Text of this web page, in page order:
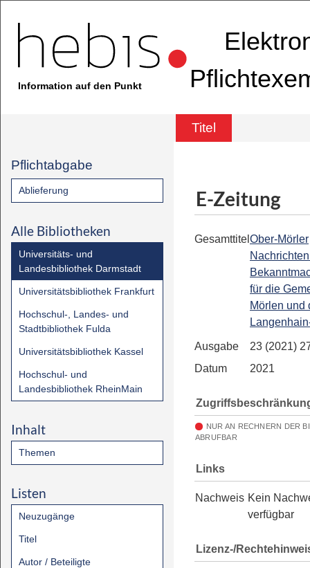
Information auf den Punkt
Titel
Pflichtabgabe
Ablieferung
Alle Bibliotheken
Universitäts- und
Landesbibliothek Darmstadt
Universitätsbibliothek Frankfurt
Hochschul-, Landes- und
Stadtbibliothek Fulda
Universitätsbibliothek Kassel
Hochschul- und
Landesbibliothek RheinMain
Inhalt
Themen
Listen
Neuzugänge
Titel
Autor / Beteiligte
E-Zeitung
Gesamttitel Ober-Mörler
für die
Mörlen und
Ausgabe
23 (2021)
Datum
2021
NUR AN RECHNERN DER
ABRUFBAR
Links
Nachweis Kein
verfügbar
Lizenz-/